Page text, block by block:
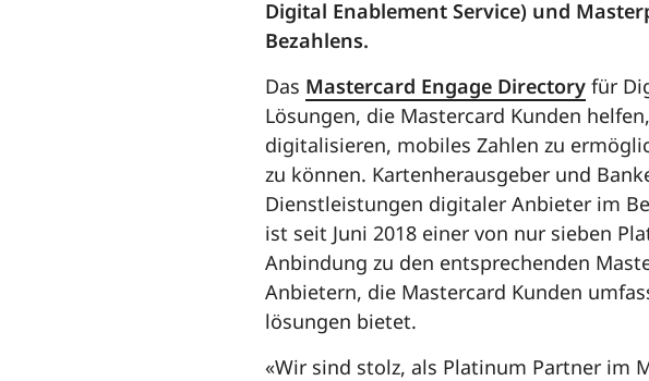
Digital Enablement Service) und
Bezahlens.
Das Mastercard Engage Directoryfür
Lösungen, die Mastercard Kunden
digitalisieren, mobiles Zahlen zu
zu können. Kartenherausgeber und
Dienstleistungen digitaler Anbieter im
ist seit Juni 2018 einer von nur sieben
Anbindung zu den entsprechenden
Anbietern, die Mastercard Kunden
lösungen bietet.
«Wir sind stolz, als Platinum Partner im